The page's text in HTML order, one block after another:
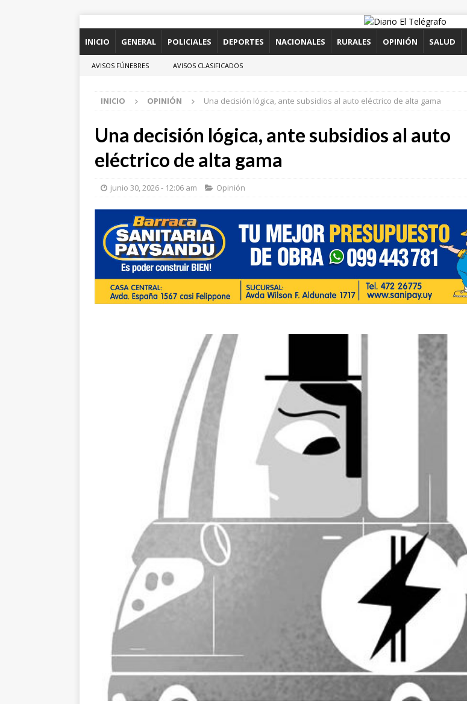
INICIO GENERAL POLICIALES DEPORTES NACIONALES RURALES OPINIÓN SALUD
AVISOS FÚNEBRES AVISOS CLASIFICADOS
INICIO OPINIÓN Una decisión lógica, ante subsidios al auto eléctrico de alta gama
Una decisión lógica, ante subsidios al auto
eléctrico de alta gama
junio 30, 2026 - 12:06 am Opinión